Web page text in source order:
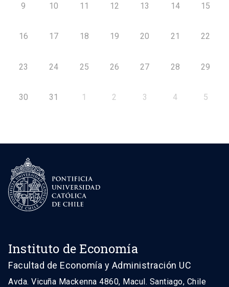
9 10 11 12 13 14 15
16 17 18 19 20 21 22
23 24 25 26 27 28 29
30 31 1 2 3 4 5
Instituto de Economía
Facultad de Economía y Administración UC
Avda. Vicuña Mackenna 4860, Macul. Santiago, Chile